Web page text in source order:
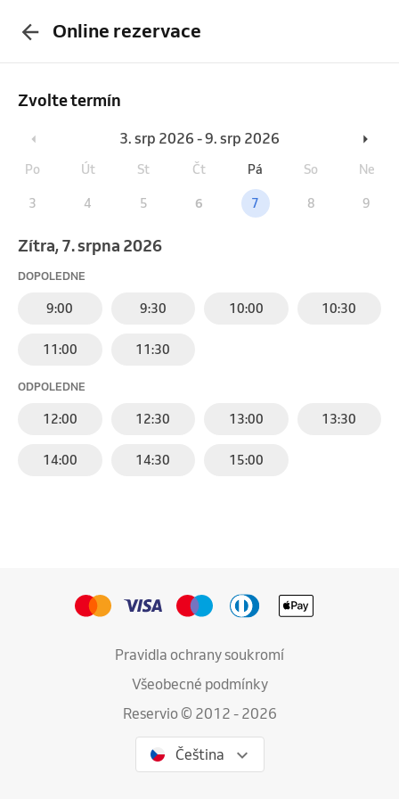
Online rezervace
Zvolte termín
3. srp 2026 - 9. srp 2026
Po Út St Čt Pá So Ne
3 4 5 6 7 8 9
Zítra, 7. srpna 2026
DOPOLEDNE
9:00 9:30 10:00 10:30
11:00 11:30
ODPOLEDNE
12:00 12:30 13:00 13:30
14:00 14:30 15:00
Pravidla ochrany soukromí
Všeobecné podmínky
Reservio © 2012 - 2026
Čeština